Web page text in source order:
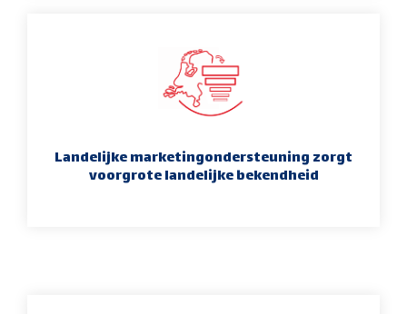
Landelijke marketingondersteuning zorgt
voorgrote landelijke bekendheid